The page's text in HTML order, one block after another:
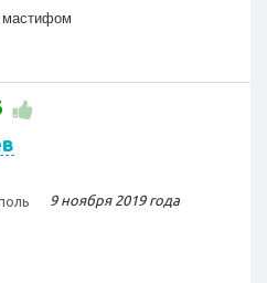
мастифом
9 ноября 2019 года